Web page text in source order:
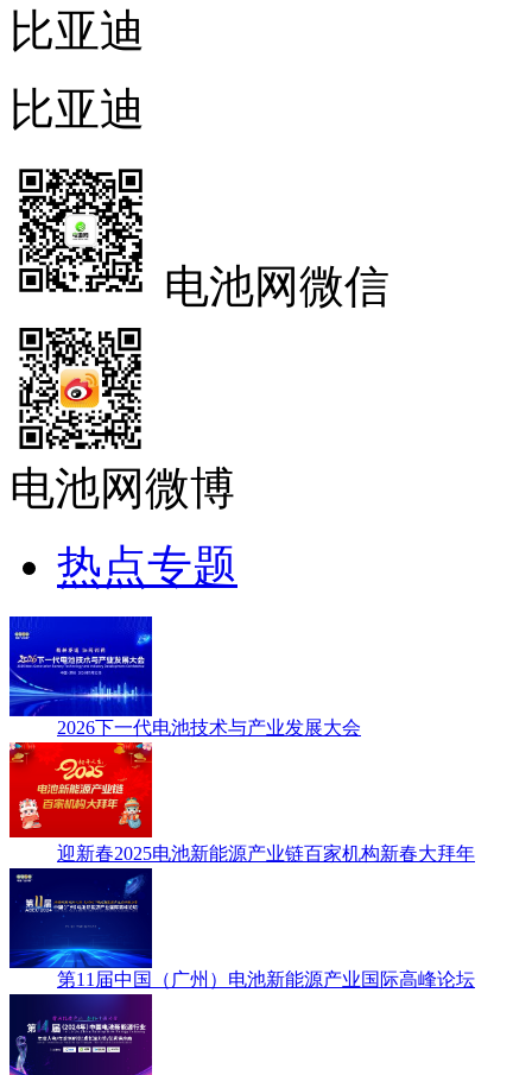
比亚迪
比亚迪
电池网微信
电池网微博
热点专题
2026下一代电池技术与产业发展大会
迎新春2025电池新能源产业链百家机构新春大拜年
第11届中国（广州）电池新能源产业国际高峰论坛